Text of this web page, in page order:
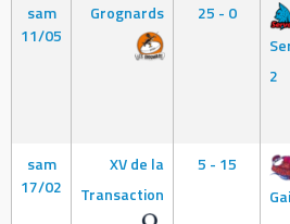
sam
11/05
Grognards
25 - 0
2
sam
17/02
XV de la
Transaction
5 - 15